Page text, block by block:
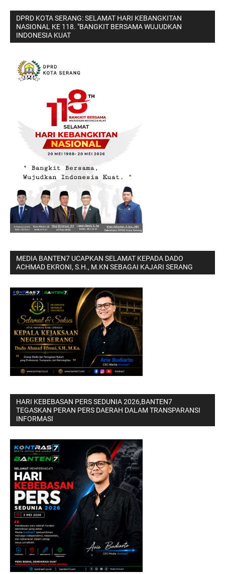
DPRD KOTA SERANG: SELAMAT HARI KEBANGKITAN
NASIONAL KE 118. "BANGKIT BERSAMA WUJUDKAN
INDONESIA KUAT
MEDIA BANTEN7 UCAPKAN SELAMAT KEPADA DADO
ACHMAD EKRONI, S.H., M.KN SEBAGAI KAJARI SERANG
HARI KEBEBASAN PERS SEDUNIA 2026,BANTEN7
TEGASKAN PERAN PERS DAERAH DALAM TRANSPARANSI
INFORMASI